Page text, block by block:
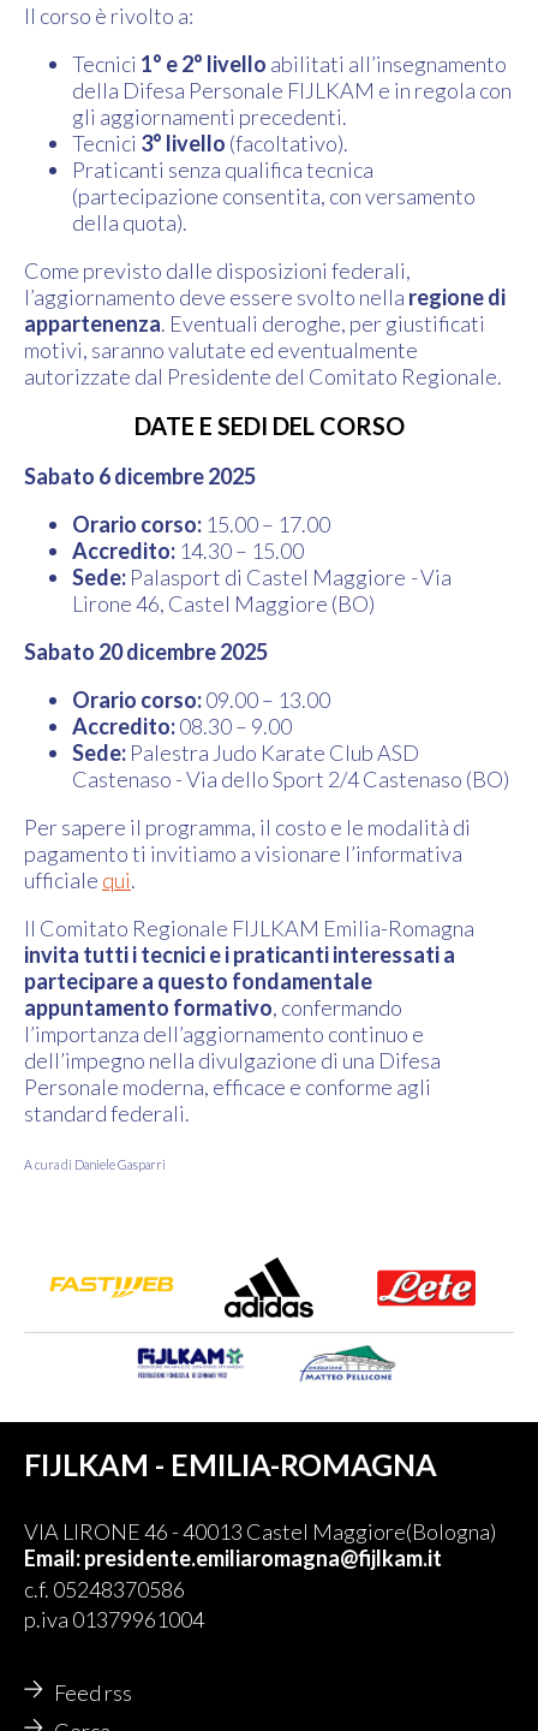
Il corso è rivolto a:
Tecnici 1° e 2° livello abilitati all’insegnamento
della Difesa Personale FIJLKAM e in regola con
gli aggiornamenti precedenti.
Tecnici 3° livello (facoltativo).
Praticanti senza qualifica tecnica
(partecipazione consentita, con versamento
della quota).
Come previsto dalle disposizioni federali,
l’aggiornamento deve essere svolto nella regione di
appartenenza. Eventuali deroghe, per giustificati
motivi, saranno valutate ed eventualmente
autorizzate dal Presidente del Comitato Regionale.
DATE E SEDI DEL CORSO
Sabato 6 dicembre 2025
Orario corso: 15.00 – 17.00
Accredito: 14.30 – 15.00
Sede: Palasport di Castel Maggiore -Via
Lirone 46, Castel Maggiore (BO)
Sabato 20 dicembre 2025
Orario corso:09.00 – 13.00
Accredito:08.30 – 9.00
Sede: Palestra Judo Karate Club ASD
Castenaso - Via dello Sport 2/4 Castenaso (BO)
Per sapere il programma, il costo e le modalità di
pagamento ti invitiamo a visionare l’informativa
ufficiale qui.
Il Comitato Regionale FIJLKAM Emilia-Romagna
invita tutti i tecnici e i praticanti interessati a
partecipare a questo fondamentale
appuntamento formativo, confermando
l’importanza dell’aggiornamento continuo e
dell’impegno nella divulgazione di una Difesa
Personale moderna, efficace e conforme agli
standard federali.
A cura di Daniele Gasparri
FIJLKAM - EMILIA-ROMAGNA
VIA LIRONE 46 - 40013 Castel Maggiore(Bologna)
Email: presidente.emiliaromagna@fijlkam.it
c.f. 05248370586
p.iva 01379961004
Feed rss